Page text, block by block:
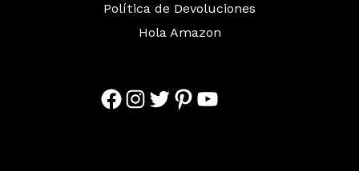
Política de Devoluciones
Hola Amazon
Facebook
Instagram
Twitter
Pinterest